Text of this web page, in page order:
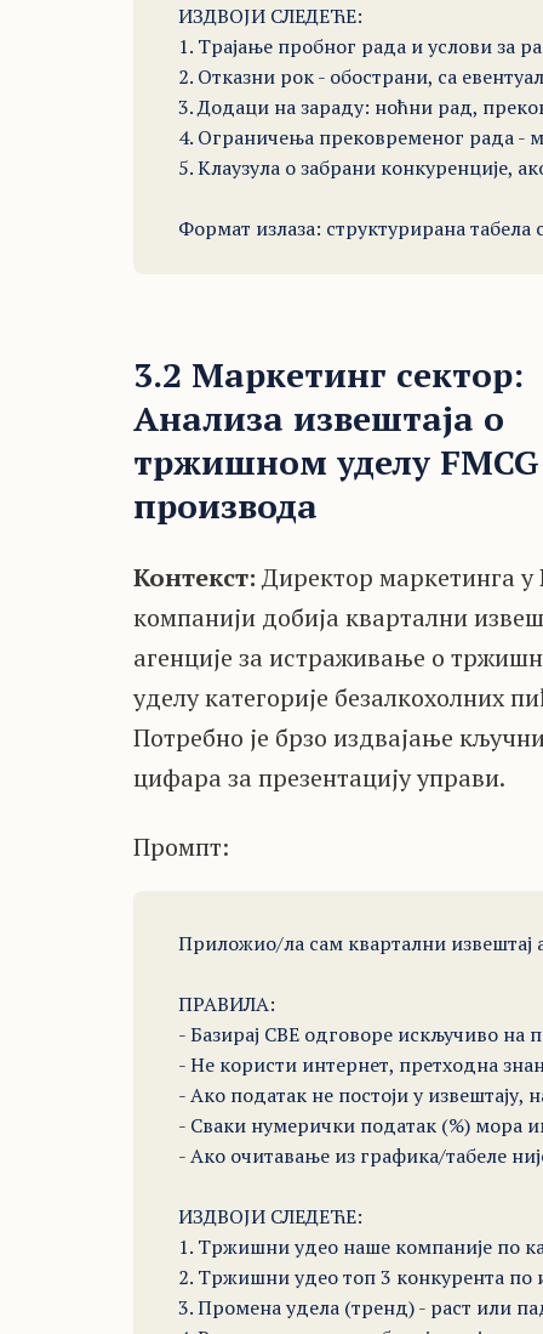
ИЗДВОЈИ СЛЕДЕЋЕ:
1. Трајање пробног рада и услови за
2. Отказни рок - обострани, са
3. Додаци на зараду: ноћни рад,
4. Ограничења прековременог рада -
5. Клаузула о забрани конкуренције,
3.2 Маркетинг сектор:
Анализа извештаја о
тржишном уделу FMCG
производа
Контекст:Директор маркетинга у
компанији добија квартални
агенције за истраживање о
уделу категорије безалкохолних
Потребно је брзо издвајање
цифара за презентацију управи.
Промпт:
Приложио/ла сам квартални
ПРАВИЛА:
- Базирај СВЕ одговоре искључиво
- Не користи интернет, претходна
- Ако податак не постоји у
- Сваки нумерички податак (%) мора
- Ако очитавање из графика/табеле
ИЗДВОЈИ СЛЕДЕЋЕ:
1. Тржишни удео наше компаније по
2. Тржишни удео топ 3 конкурента по
3. Промена удела (тренд) - раст или